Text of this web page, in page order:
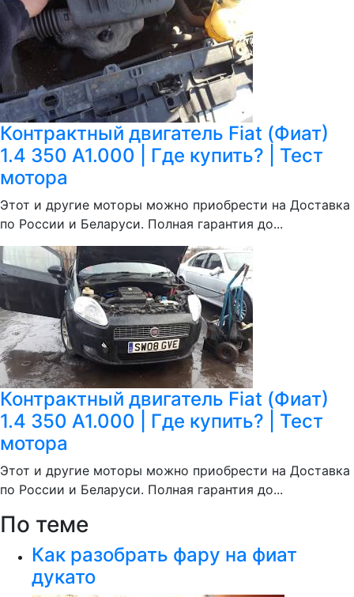
Контрактный двигатель Fiat (Фиат)
1.4 350 A1.000 | Где купить? | Тест
мотора
Этот и другие моторы можно приобрести на Доставка
по России и Беларуси. Полная гарантия до...
Контрактный двигатель Fiat (Фиат)
1.4 350 A1.000 | Где купить? | Тест
мотора
Этот и другие моторы можно приобрести на Доставка
по России и Беларуси. Полная гарантия до...
По теме
Как разобрать фару на фиат
дукато